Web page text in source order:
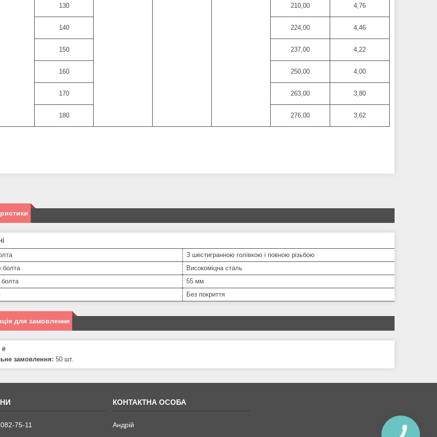
130 210,00 4,76
140 224,00 4,46
150 237,00 4,22
160 250,00 4,00
170 263,00 3,80
180 276,00 3,62
З шестигранною голівкою і повною різьбою
болта
Високоміцна сталь
55 мм
Без покриття
для замовлення
₴
замовлення: 50 шт.
75-11
Андрій